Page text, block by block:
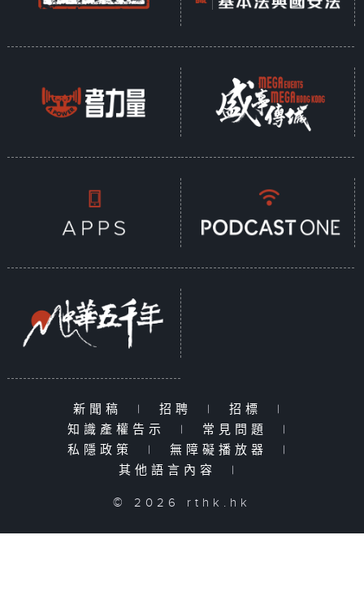
新聞稿 | 招聘 | 招標
|
知識產權告示
| 常見問題
|
私隱政策
| 無障礙播放器
|
其他語言內容
|
© 2026 rthk.hk